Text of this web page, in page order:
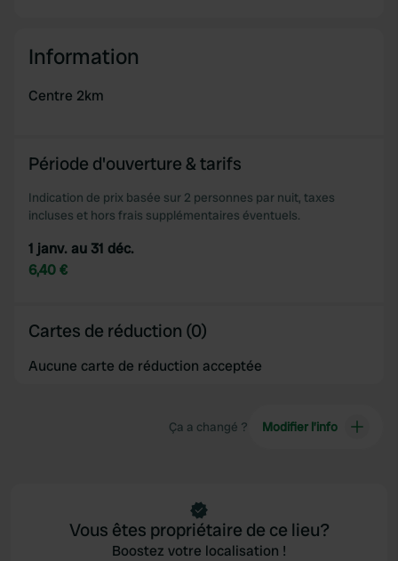
We also share information about your use of our site with
our social media, advertising and analytics partners who
Information
Centre 2km
Période d'ouverture & tarifs
Indication de prix basée sur 2 personnes par nuit, taxes
incluses et hors frais supplémentaires éventuels.
1 janv. au 31 déc.
6,40 €
Cartes de réduction (0)
Aucune carte de réduction acceptée
Ça a changé ? Modifier l’info
Vous êtes propriétaire de ce lieu?
Boostez votre localisation !